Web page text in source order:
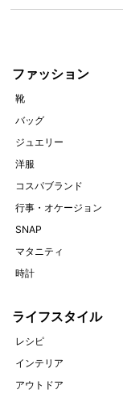
ファッション
靴
バッグ
ジュエリー
洋服
コスパブランド
行事・オケージョン
SNAP
マタニティ
時計
ライフスタイル
レシピ
インテリア
アウトドア